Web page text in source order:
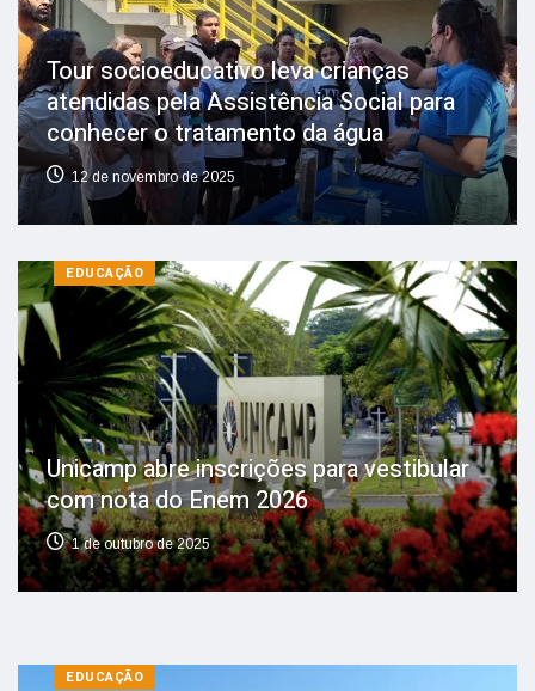
Tour socioeducativo leva crianças
atendidas pela Assistência Social para
conhecer o tratamento da água
12 de novembro de 2025
EDUCAÇÃO
Unicamp abre inscrições para vestibular
com nota do Enem 2026
1 de outubro de 2025
EDUCAÇÃO